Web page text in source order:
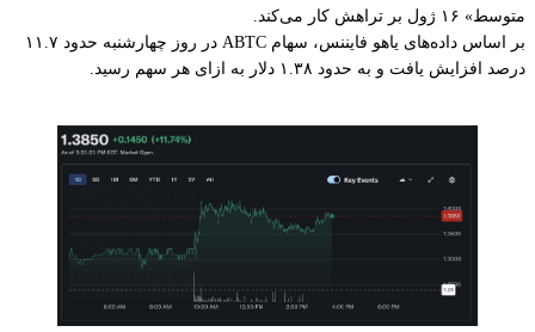
متوسط» ۱۶ ژول بر تراهش کار می‌کند.
بر اساس داده‌های یاهو فایننس، سهام ABTC در روز چهارشنبه حدود ۱۱.۷
درصد افزایش یافت و به حدود ۱.۳۸ دلار به ازای هر سهم رسید.